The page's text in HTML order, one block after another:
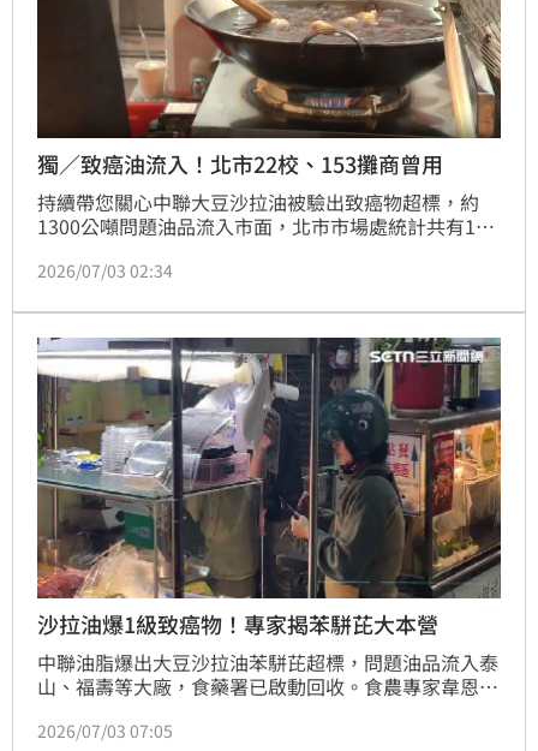
獨／致癌油流入！北市22校、153攤商曾用
持續帶您關心中聯大豆沙拉油被驗出致癌物超標，約
1300公噸問題油品流入市面，北市市場處統計共有153
急著換油、安撫顧客，民眾更憂心問題油到底吃下多
2026/07/03 02:34
沙拉油爆1級致癌物！專家揭苯駢芘大本營
中聯油脂爆出大豆沙拉油苯駢芘超標，問題油品流入泰
山、福壽等大廠，食藥署已啟動回收。食農專家韋恩示
常飲食中的「燒烤」與「煙燻」食品才是攝入大本營。
2026/07/03 07:05